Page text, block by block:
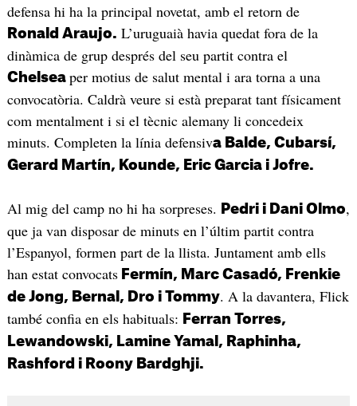
defensa hi ha la principal novetat, amb el retorn de
Ronald Araujo. L’uruguaià havia quedat fora de la
dinàmica de grup després del seu partit contra el
Chelsea per motius de salut mental i ara torna a una
convocatòria. Caldrà veure si està preparat tant físicament
com mentalment i si el tècnic alemany li concedeix
minuts. Completen la línia defensiva Balde, Cubarsí,
Gerard Martín, Kounde, Eric Garcia i Jofre.
Al mig del camp no hi ha sorpreses. Pedri i Dani Olmo,
que ja van disposar de minuts en l’últim partit contra
l’Espanyol, formen part de la llista. Juntament amb ells
han estat convocatsFermín, Marc Casadó, Frenkie
de Jong, Bernal, Dro i Tommy. A la davantera, Flick
també confia en els habituals: Ferran Torres,
Lewandowski, Lamine Yamal, Raphinha,
Rashford i Roony Bardghji.